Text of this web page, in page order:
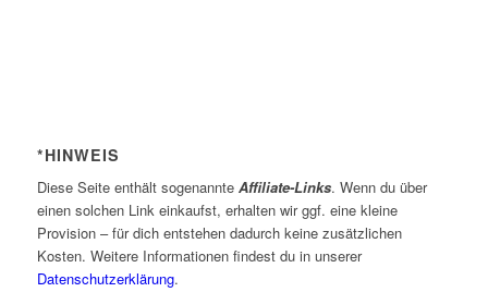
*HINWEIS
Diese Seite enthält sogenannte Affiliate-Links. Wenn du über
einen solchen Link einkaufst, erhalten wir ggf. eine kleine
Provision – für dich entstehen dadurch keine zusätzlichen
Kosten. Weitere Informationen findest du in unserer
Datenschutzerklärung.